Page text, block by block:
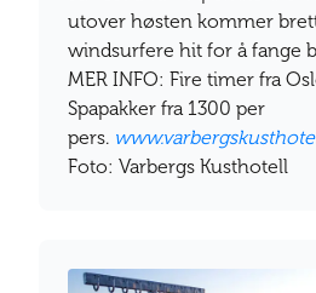
utover høsten kommer
windsurfere hit for å fange
MER INFO: Fire timer fra
Spapakker fra 1300 per
pers.
Foto: Varbergs Kusthotell